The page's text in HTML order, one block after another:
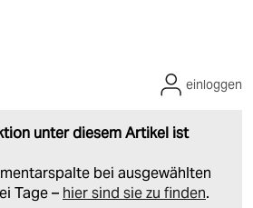
unter diesem Artikel ist
bei ausgewählten
Tage – hier sind sie zu finden.
einloggen